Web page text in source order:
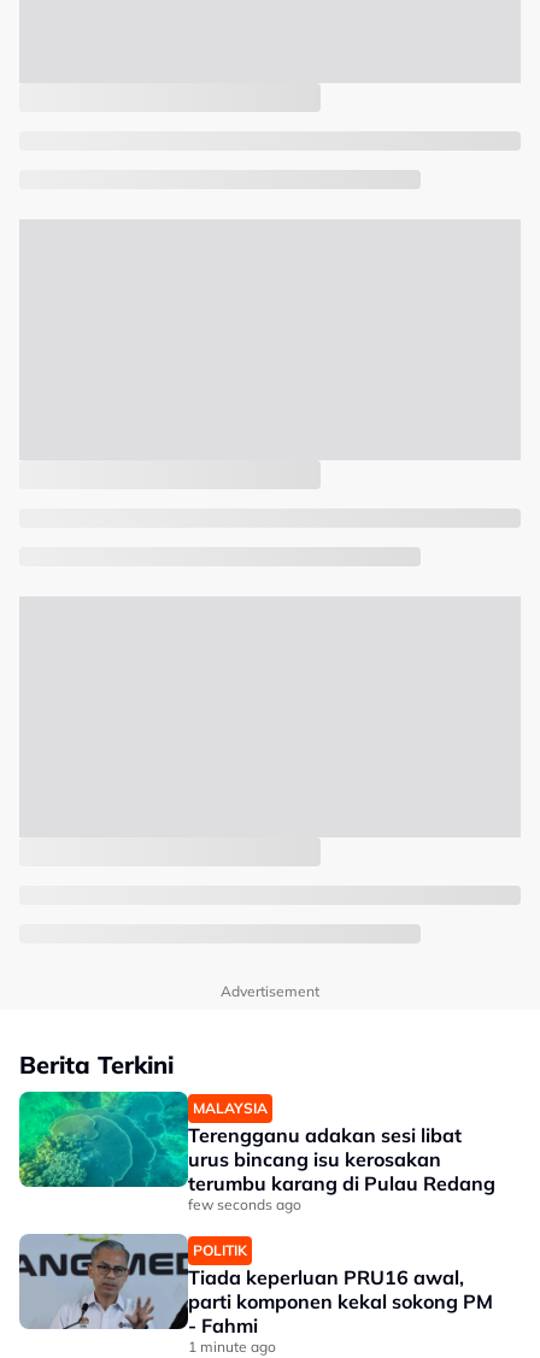
Advertisement
Berita Terkini
MALAYSIA
Terengganu adakan sesi libat
urus bincang isu kerosakan
terumbu karang di Pulau Redang
few seconds ago
POLITIK
Tiada keperluan PRU16 awal,
parti komponen kekal sokong PM
- Fahmi
1 minute ago